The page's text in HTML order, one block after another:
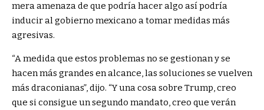
mera amenaza de que podría hacer algo así podría
inducir al gobierno mexicano a tomar medidas más
agresivas.
“A medida que estos problemas no se gestionan y se
hacen más grandes en alcance, las soluciones se vuelven
más draconianas”, dijo. “Y una cosa sobre Trump, creo
que si consigue un segundo mandato, creo que verán